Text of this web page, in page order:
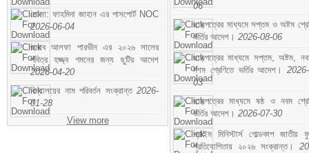
মোসা: ফাহমিদা জাহান এর পাসপোর্ট NOC
2026-06-04
জনাব আলফা পারভীন এর ২০২৬ সালের
পবিত্র হজ্জ্ব গমনের জন্য ছুটির আদেশ
2026-04-20
বিদ্যালয়ের নাম পরিবর্তন সংক্রান্ত 2026-
01-28
View more
06
ছাড়পত্রের মাধ্যমে সপ্তম ও অষ্টম
ভর্তির আদেশ। 2026-08-06
ছাড়পত্রের মাধ্যমে সপ্তম, অষ্টম,
দশম শ্রেণিতে ভর্তির আদেশ।
03
ছাড়পত্রের মাধ্যমে ষষ্ঠ ও নবম
ভর্তির আদেশ। 2026-07-30
প্রাইম মিনিস্টার্স গোল্ডকাপ জাতীয়
প্রতিযোগিতায় ২০২৬ সংক্রান্ত।